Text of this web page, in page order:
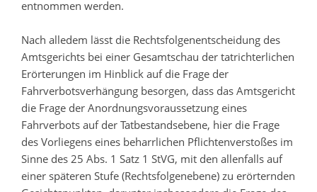
entnommen werden.
Nach alledem lässt die Rechtsfolgenentscheidung des
Amtsgerichts bei einer Gesamtschau der tatrichterlichen
Erörterungen im Hinblick auf die Frage der
Fahrverbotsverhängung besorgen, dass das Amtsgericht
die Frage der Anordnungsvoraussetzung eines
Fahrverbots auf der Tatbestandsebene, hier die Frage
des Vorliegens eines beharrlichen Pflichtenverstoßes im
Sinne des 25 Abs. 1 Satz 1 StVG, mit den allenfalls auf
einer späteren Stufe (Rechtsfolgenebene) zu erörternden